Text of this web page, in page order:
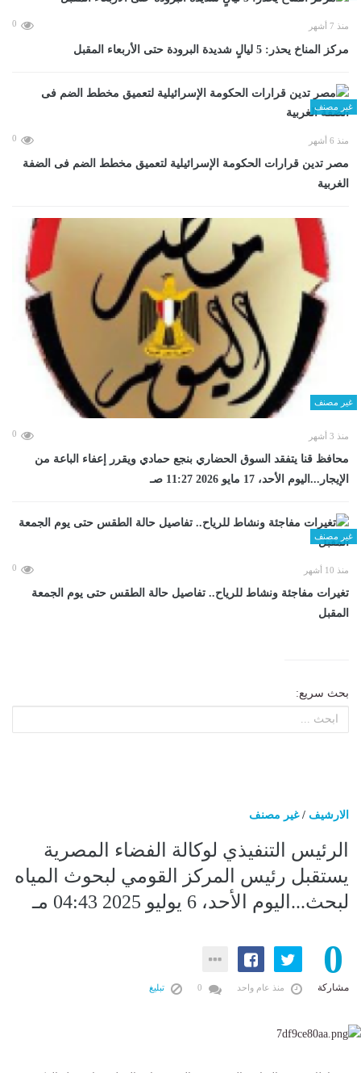
منذ 7 أشهر 0
مركز المناخ يحذر: 5 ليالٍ شديدة البرودة حتى الأربعاء المقبل
غير مصنف
منذ 6 أشهر 0
مصر تدين قرارات الحكومة الإسرائيلية لتعميق مخطط الضم فى الضفة
الغربية
غير مصنف
منذ 3 أشهر 0
محافظ قنا يتفقد السوق الحضاري بنجع حمادي ويقرر إعفاء الباعة من
الإيجار...اليوم الأحد، 17 مايو 2026 11:27 صـ
غير مصنف
منذ 10 أشهر 0
تغيرات مفاجئة ونشاط للرياح.. تفاصيل حالة الطقس حتى يوم الجمعة
المقبل
بحث سريع:
الارشيف /غير مصنف
الرئيس التنفيذي لوكالة الفضاء المصرية
يستقبل رئيس المركز القومي لبحوث المياه
لبحث...اليوم الأحد، 6 يوليو 2025 04:43 مـ
0
مشاركة منذ عام واحد تبليغ